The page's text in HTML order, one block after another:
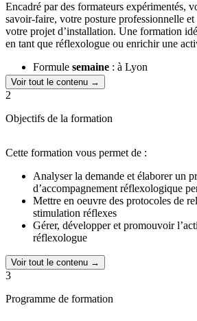
Encadré par des formateurs expérimentés,
savoir-faire, votre posture professionnelle et
votre projet d’installation. Une formation
en tant que réflexologue ou enrichir une
Formule semaine : à Lyon
Formuleweek-end
Voir tout le contenu →
2
Objectifs de la formation
Cette formation vous permet de :
Analyser la demande et élaborer un
d’accompagnement réflexologique
Mettre en oeuvre des protocoles de
stimulation réflexes
Gérer, développer et promouvoir
réflexologue
Voir tout le contenu →
3
Programme de formation